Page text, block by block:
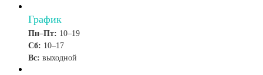
График
Пн–Пт: 10–19
Сб: 10–17
Вс: выходной